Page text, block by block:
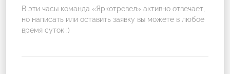
В эти часы команда «Яркотревел» активно отвечает,
но написать или оставить заявку вы можете в любое
время суток :)